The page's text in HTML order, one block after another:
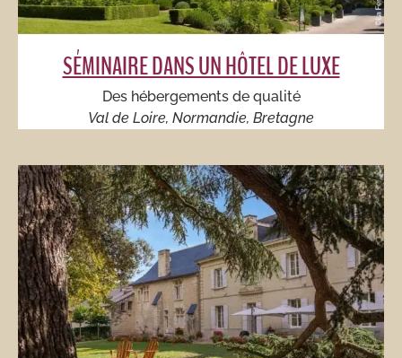
SÉMINAIRE DANS UN HÔTEL DE LUXE​
Des hébergements de qualité
Val de Loire, Normandie, Bretagne